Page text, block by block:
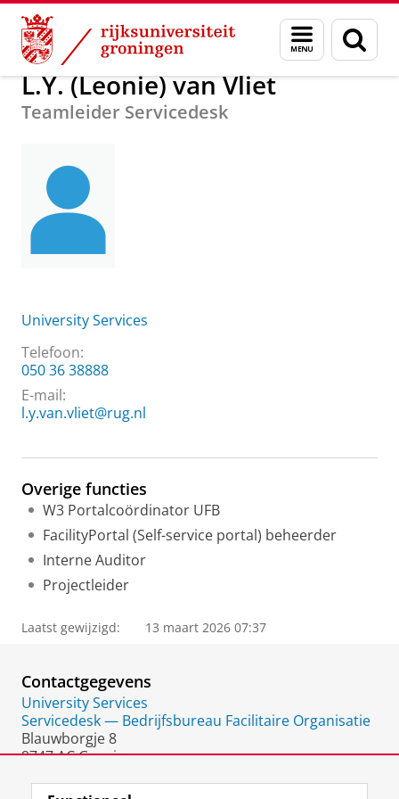
Skip
Content
Skip
Navigation
Menu
en
zoeken
Over ons L.Y. (Leonie) van Vliet
L.Y. (Leonie) van Vliet
Teamleider Servicedesk
University Services
Telefoon:
050 36 38888
E-mail:
l.y.van.vliet@rug.nl
Overige functies
W3 Portalcoördinator UFB
FacilityPortal (Self-service portal) beheerder
Interne Auditor
Projectleider
Laatst gewijzigd: 13 maart 2026 07:37
Contactgegevens
University Services
Servicedesk — Bedrijfsbureau Facilitaire Organisatie
Blauwborgje 8
9747 AC Groningen